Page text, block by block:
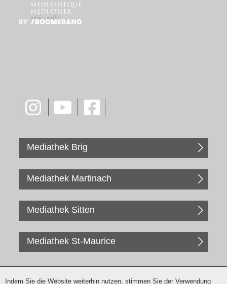
Mediathek Brig
Mediathek Martinach
Mediathek Sitten
Mediathek St-Maurice
Indem Sie die Website weiterhin nutzen, stimmen Sie der Verwendung